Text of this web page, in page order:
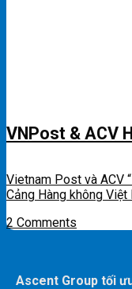
VNPost & ACV
Vietnam Post và ACV
Cảng Hàng không Việt
2 Comments
Ascent Group tối